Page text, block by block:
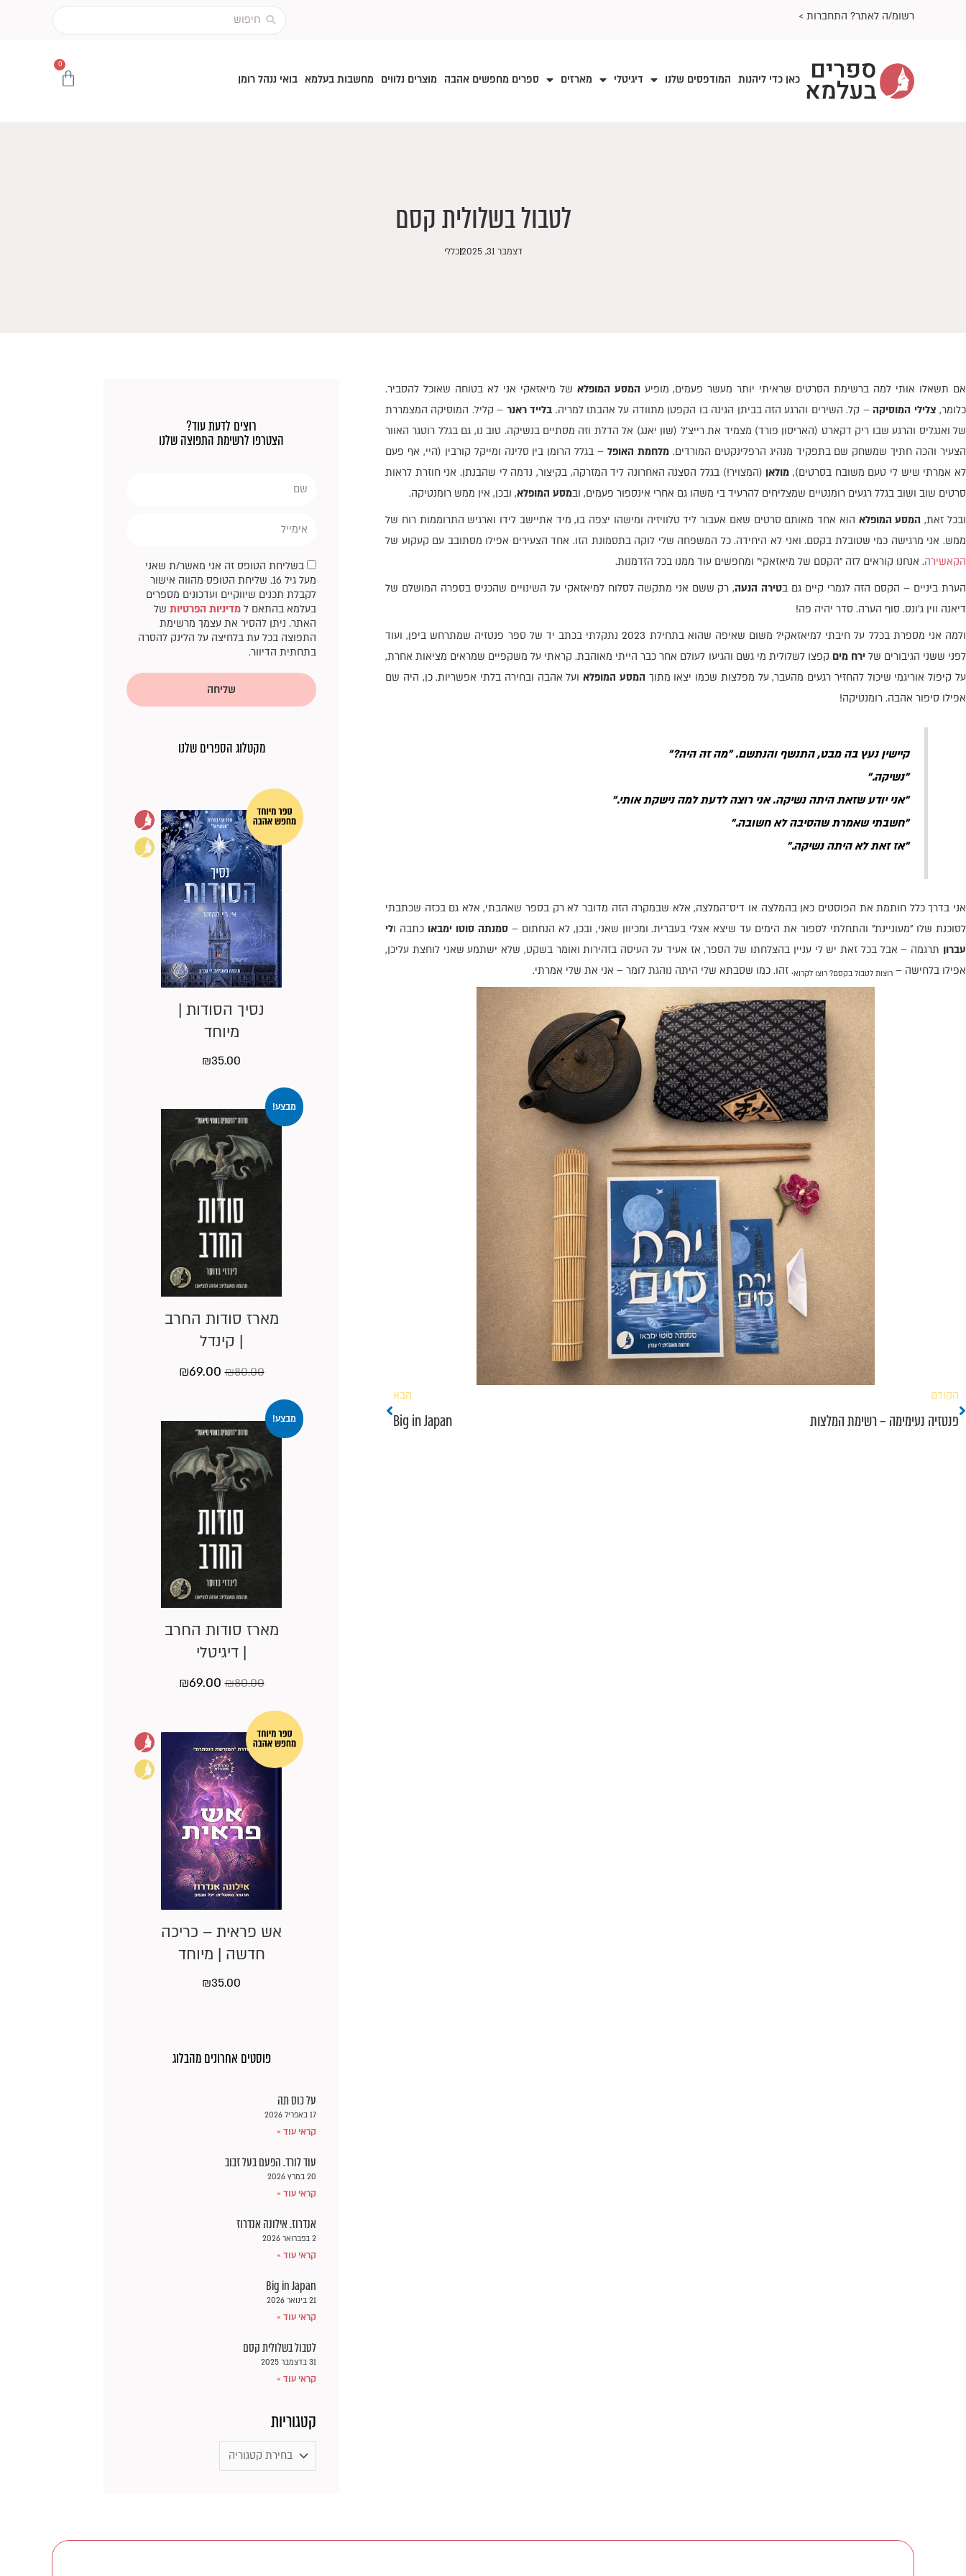
רשומ/ה לאתר? התחברות >
Search
0
עגלת
כאן כדי ליהנות המודפסים שלנו דיגיטלי מארזים ספרים מחפשים אהבה מוצרים נלווים מחשבות בעלמא בואי ננהל רומן
לטבול בשלולית קסם
דצמבר 31, 2025 כללי
אם תשאלו אותי למה ברשימת הסרטים שראיתי יותר מעשר פעמים, מופיע המסע המופלא של מיאזאקי אני לא בטוחה שאוכל להסביר.
כלומר, צלילי המוסיקה– קל. השירים והרגע הזה בביתן הגינה בו הקפטן מתוודה על אהבתו למריה. בלייד ראנר – קליל. המוסיקה המצמררת
של ואנגליס והרגע שבו ריק דקארט (האריסון פורד) מצמיד את רייצ'ל (שון יאנג) אל הדלת וזה מסתיים בנשיקה. טוב נו, גם בגלל רוטגר האוור
הצעיר והכה חתיך שמשחק שם בתפקיד מנהיג הרפלינקטים המורדים.מלחמת האופל – בגלל הרומן בין סלינה ומייקל קורבין (היי, אף פעם
לא אמרתי שיש לי טעם משובח בסרטים), מולאן (המצויר!) בגלל הסצנה האחרונה ליד המזרקה, בקיצור, נדמה לי שהבנתן. אני חוזרת לראות
סרטים שוב ושוב בגלל רגעים רומנטיים שמצליחים להרעיד בי משהו גם אחרי אינספור פעמים, ובמסע המופלא, ובכן, אין ממש רומנטיקה.
ובכל זאת, המסע המופלא הוא אחד מאותם סרטים שאם אעבור ליד טלוויזיה ומישהו יצפה בו, מיד אתיישב לידו וארגיש התרוממות רוח של
ממש. אני מרגישה כמי שטובלת בקסם. ואני לא היחידה. כל המשפחה שלי לוקה בתסמונת הזו. אחד הצעירים אפילו מסתובב עם קעקוע של
הקאשירה. אנחנו קוראים לזה "הקסם של מיאזאקי" ומחפשים עוד ממנו בכל הזדמנות.
הערת ביניים – הקסם הזה לגמרי קיים גם בטירה הנעה, רק ששם אני מתקשה לסלוח למיאזאקי על השינויים שהכניס בספרה המושלם של
דיאנה ווין ג'ונס. סוף הערה. סדר יהיה פה!
ולמה אני מספרת בכלל על חיבתי למיאזאקי? משום שאיפה שהוא בתחילת 2023 נתקלתי בכתב יד של ספר פנטזיה שמתרחש ביפן, ועוד
לפני ששני הגיבורים שלירח מים קפצו לשלולית מי גשם והגיעו לעולם אחר כבר הייתי מאוהבת. קראתי על משקפיים שמראים מציאות אחרת,
על קיפול אוריגמי שיכול להחזיר רגעים מהעבר, על מפלצות שכמו יצאו מתוך המסע המופלאועל אהבה ובחירה בלתי אפשריות. כן, היה שם
אפילו סיפור אהבה. רומנטיקה!
קיישין נעץ בה מבט, התנשף והנתשם. "מה זה היה?"
"נשיקה."
"אני יודע שזאת היתה נשיקה. אני רוצה לדעת למה נישקת אותי."
"חשבתי שאמרת שהסיבה לא חשובה."
"אז זאת לא היתה נשיקה."
אני בדרך כלל חותמת את הפוסטים כאן בהמלצה או דיס־המלצה, אלא שבמקרה הזה מדובר לא רק בספר שאהבתי, אלא גם בכזה שכתבתי
לסוכנת שלו "מעוניינת" והתחלתי לספור את הימים עד שיצא אצלי בעברית. ומכיוון שאני, ובכן, לא הנחתום –סמנתה סוטו ימבאו כתבה ולי
עברון תרגמה – אבל בכל זאת יש לי עניין בהצלחתו של הספר, אז אעיד על העיסה בזהירות ואומר בשקט, שלא ישתמע שאני לוחצת עליכן,
אפילו בלחישה – רוצות לטבול בקסם? רוצו לקרוא. זהו. כמו שסבתא שלי היתה נוהגת לומר – אני את שלי אמרתי.
קודם
הקודם
פנטזיה נעימימה – רשימת המלצות
הבא
Big in Japan
רוצים לדעת עוד?
הצטרפו לרשימת התפוצה שלנו
שם
אימייל
בשליחת הטופס זה אני מאשר/ת שאני
מעל גיל 16. שליחת הטופס מהווה אישור
לקבלת תכנים שיווקיים ועדכונים מספרים
בעלמא בהתאם ל מדיניות הפרטיות של
האתר. ניתן להסיר את עצמך מרשימת
התפוצה בכל עת בלחיצה על הלינק להסרה
בתחתית הדיוור.
שליחה
מקטלוג הספרים שלנו
נסיך הסודות |
מיוחד
₪35.00
מבצע!
מארז סודות החרב
| קינדל
₪80.00
המחיר
₪80.00.
₪69.00
₪69.00.
מבצע!
מארז סודות החרב
| דיגיטלי
₪80.00
המחיר
₪80.00.
₪69.00
₪69.00.
אש פראית – כריכה
חדשה | מיוחד
₪35.00
פוסטים אחרונים מהבלוג
על כוס תה
17 באפריל 2026
קראי עוד »
עוד לורד. הפעם בעל זבוב
20 במרץ 2026
קראי עוד »
אנדרוז. אילונה אנדרוז
2 בפברואר 2026
קראי עוד »
Big in Japan
21 בינואר 2026
קראי עוד »
לטבול בשלולית קסם
31 בדצמבר 2025
קראי עוד »
קטגוריות